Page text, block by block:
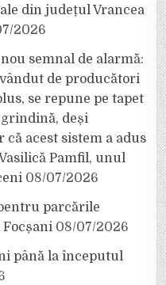
din județul Vrancea
2026
semnal de alarmă:
de producători
se repune pe tapet
deși
acest sistem a adus
Pamfil, unul
08/07/2026
parcările
08/07/2026
până la începutul